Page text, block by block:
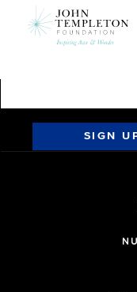
SIGN